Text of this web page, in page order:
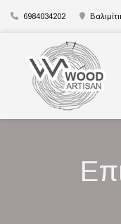
6984034202